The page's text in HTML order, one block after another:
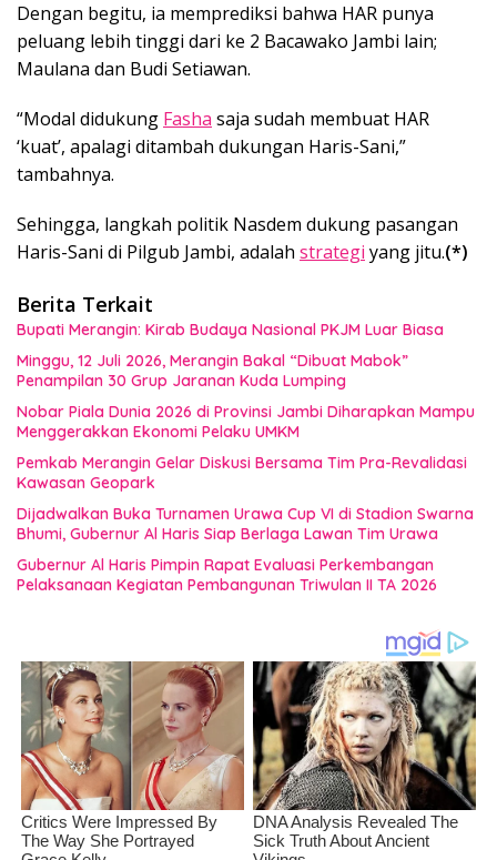
Dengan begitu, ia memprediksi bahwa HAR punya
peluang lebih tinggi dari ke 2 Bacawako Jambi lain;
Maulana dan Budi Setiawan.
“Modal didukung Fasha saja sudah membuat HAR
‘kuat’, apalagi ditambah dukungan Haris-Sani,”
tambahnya.
Sehingga, langkah politik Nasdem dukung pasangan
Haris-Sani di Pilgub Jambi, adalah strategi yang jitu.(*)
Berita Terkait
Bupati Merangin: Kirab Budaya Nasional PKJM Luar Biasa
Minggu, 12 Juli 2026, Merangin Bakal “Dibuat Mabok”
Penampilan 30 Grup Jaranan Kuda Lumping
Nobar Piala Dunia 2026 di Provinsi Jambi Diharapkan Mampu
Menggerakkan Ekonomi Pelaku UMKM
Pemkab Merangin Gelar Diskusi Bersama Tim Pra-Revalidasi
Kawasan Geopark
Dijadwalkan Buka Turnamen Urawa Cup VI di Stadion Swarna
Bhumi, Gubernur Al Haris Siap Berlaga Lawan Tim Urawa
Gubernur Al Haris Pimpin Rapat Evaluasi Perkembangan
Pelaksanaan Kegiatan Pembangunan Triwulan II TA 2026